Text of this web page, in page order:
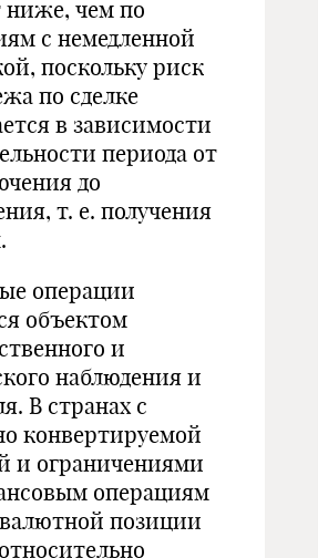
чем по
с немедленной
поскольку риск
по сделке
в зависимости
периода от
до
т. е. получения
операции
объектом
и
наблюдения и
В странах с
конвертируемой
и ограничениями
операциям
позиции